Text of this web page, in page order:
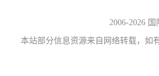
2006-2026
本站部分信息资源来自网络转载，如